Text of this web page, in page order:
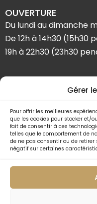
Gérer
Pour offrir les meilleures
que les cookies pour stocker et/
fait de consentir à ces
telles que le comportement de
de ne pas consentir ou de
négatif sur certaines
OUVERTURE
Du lundi au dimanche
De 12h à 14h30
19h à 22h30 (23h30